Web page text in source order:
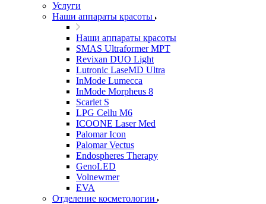
Услуги
Наши аппараты красоты
Наши аппараты красоты
SMAS Ultraformer MPT
Revixan DUO Light
Lutronic LaseMD Ultra
InMode Lumecca
InMode Morpheus 8
Scarlet S
LPG Cellu M6
ICOONE Laser Med
Palomar Icon
Palomar Vectus
Endospheres Therapy
GenoLED
Volnewmer
EVA
Отделение косметологии